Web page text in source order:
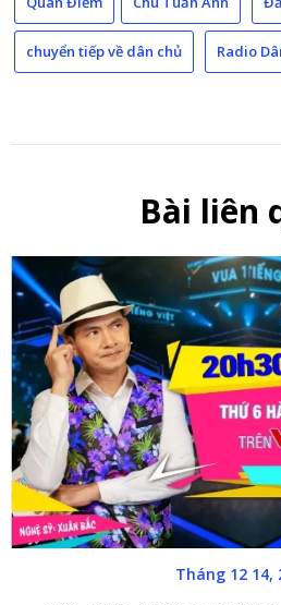
chuyển tiếp về dân chủ Radio
Bài liên
Tháng 12 14,